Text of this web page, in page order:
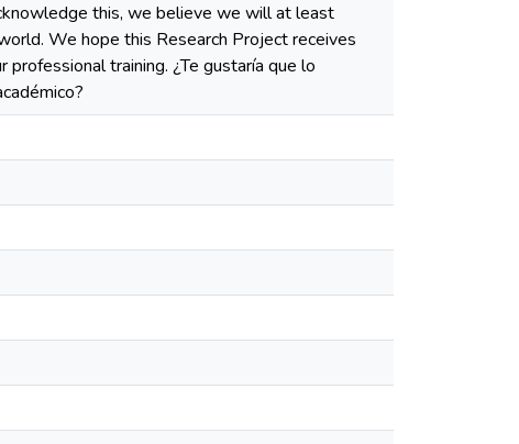
this, we believe we will at least
We hope this Research Project receives
training. ¿Te gustaría que lo